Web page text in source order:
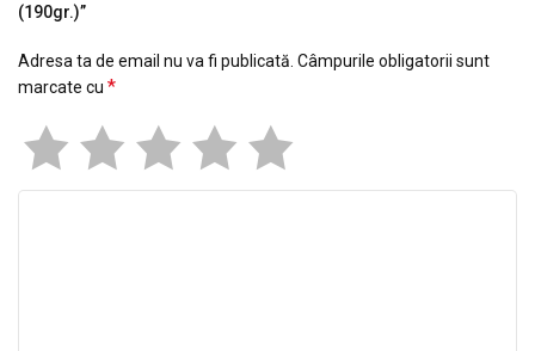
(190gr.)”
Adresa ta de email nu va fi publicată. Câmpurile obligatorii sunt
marcate cu *